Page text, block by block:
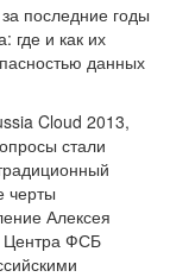
последние годы
где и как их
данных
Cloud 2013,
стали
черты
Алексея
Центра ФСБ